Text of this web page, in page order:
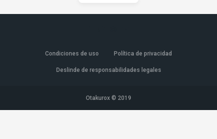
Condiciones de uso Política de privacidad
Deslinde de responsabilidades legales
Otakurox © 2019